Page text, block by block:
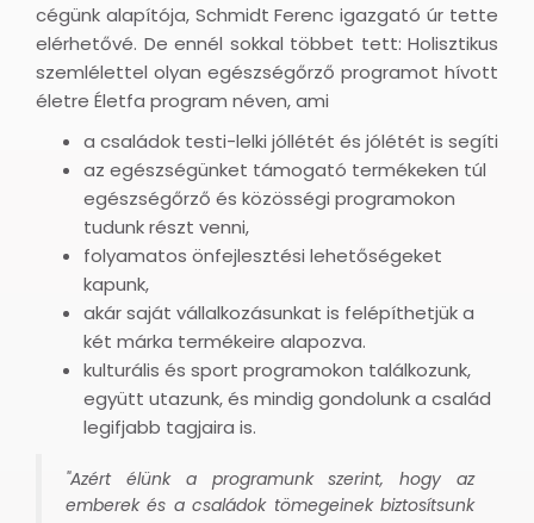
cégünk alapítója, Schmidt Ferenc igazgató úr tette
elérhetővé. De ennél sokkal többet tett: Holisztikus
szemlélettel olyan egészségőrző programot hívott
életre Életfa program néven, ami
a családok testi-lelki jóllétét és jólétét is segíti
az egészségünket támogató termékeken túl
egészségőrző és közösségi programokon
tudunk részt venni,
folyamatos önfejlesztési lehetőségeket
kapunk,
akár saját vállalkozásunkat is felépíthetjük a
két márka termékeire alapozva.
kulturális és sport programokon találkozunk,
együtt utazunk, és mindig gondolunk a család
legifjabb tagjaira is.
"Azért élünk a programunk szerint, hogy az
emberek és a családok tömegeinek biztosítsunk